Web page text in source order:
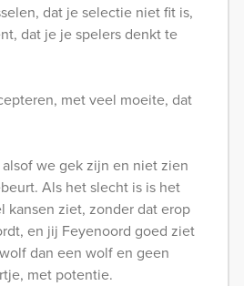
dat je selectie niet fit is,
dat je je spelers denkt te
met veel moeite, dat
we gek zijn en niet zien
Als het slecht is is het
kansen ziet, zonder dat erop
en jij Feyenoord goed ziet
dan een wolf en geen
met potentie.